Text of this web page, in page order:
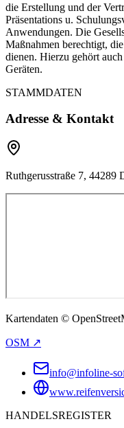
die Erstellung und der
Präsentations u.
Anwendungen. Die
Maßnahmen berechtigt,
dienen. Hierzu gehört
Geräten.
STAMMDATEN
Adresse & Kontakt
Ruthgerusstraße 7, 44289
Kartendaten ©
OSM ↗
info@infoline-
HANDELSREGISTER